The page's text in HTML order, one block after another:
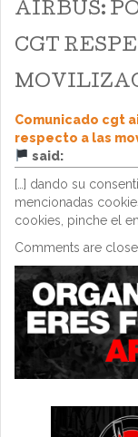
AIRBUS:
CGT
Comunicado cgt
respecto a las
said:
[…] dando su
mencionadas
cookies, pinche el
Comments are